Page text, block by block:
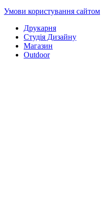
Умови користування сайтом
Друкарня
Студія Дизайну
Магазин
Outdoor